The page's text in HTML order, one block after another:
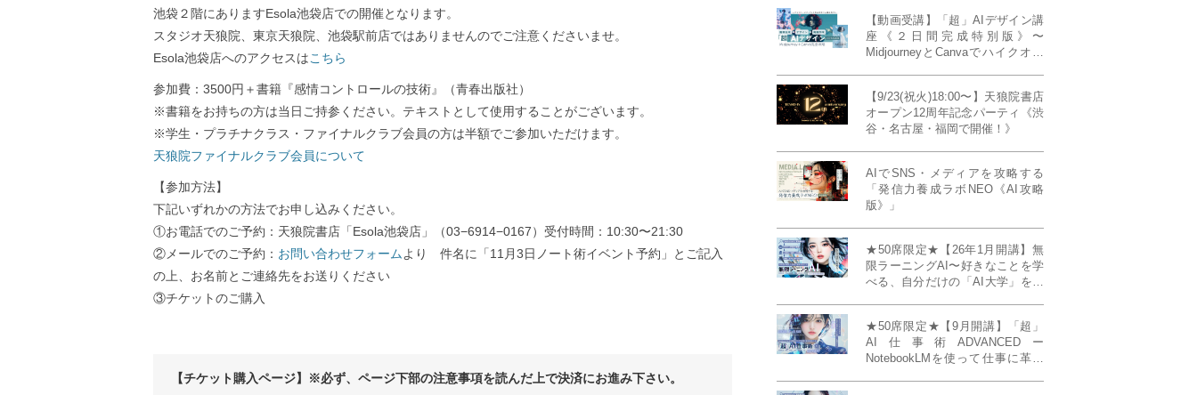
池袋２階にありますEsola池袋店での開催となります。
スタジオ天狼院、東京天狼院、池袋駅前店ではありませんのでご注意くださいませ。
Esola池袋店へのアクセスはこちら
参加費：3500円＋書籍『感情コントロールの技術』（青春出版社）
※書籍をお持ちの方は当日ご持参ください。テキストとして使用することがございます。
※学生・プラチナクラス・ファイナルクラブ会員の方は半額でご参加いただけます。
天狼院ファイナルクラブ会員について
【参加方法】
下記いずれかの方法でお申し込みください。
①お電話でのご予約：天狼院書店「Esola池袋店」（03−6914−0167）受付時間：10:30〜21:30
②メールでのご予約： お問い合わせフォーム より 件名に「11月3日ノート術イベント予約」とご記入
の上、お名前とご連絡先をお送りください
③チケットのご購入
【チケット購入ページ】※必ず、ページ下部の注意事項を読んだ上で決済にお進み下さい。
ー”へ、全国どこからでも。〜《全
店舗リアルタイム参加OK／録画
視聴対応／限定4席》
【動画受講】「超」AIデザイン講
座《２日間完成特別版》〜
MidjourneyとCanvaでハイクオリ
【9/23(祝火)18:00〜】天狼院書店
オープン12周年記念パーティ《渋
谷・名古屋・福岡で開催！》
AIでSNS・メディアを攻略する
「発信力養成ラボNEO《AI攻略
版》」
★50席限定★【26年1月開講】無
限ラーニングAI〜好きなことを学
べる、自分だけの「AI大学」を作
★50席限定★【9月開講】「超」
AI仕事術ADVANCEDー
NotebookLMを使って仕事に革命